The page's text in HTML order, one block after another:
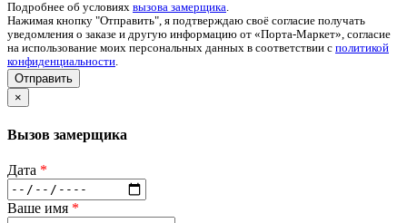
Подробнее об условиях вызова замерщика.
Нажимая кнопку "Отправить", я подтверждаю своё согласие получать
уведомления о заказе и другую информацию от «Порта-Маркет», согласие
на использование моих персональных данных в соответствии с политикой
конфиденциальности.
Отправить
×
Вызов замерщика
Дата *
Ваше имя *